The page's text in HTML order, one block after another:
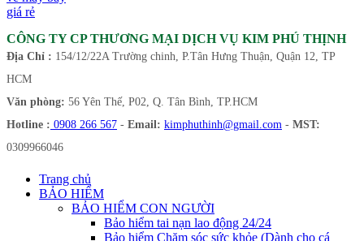
giá rẻ
CÔNG TY CP THƯƠNG MẠI DỊCH VỤ KIM PHÚ THỊNH
Địa Chỉ : 154/12/22A Trường chinh, P.Tân Hưng Thuận, Quận 12, TP
HCM
Văn phòng: 56 Yên Thế, P02, Q. Tân Bình, TP.HCM
Hotline : 0908 266 567 - Email: kimphuthinh@gmail.com - MST:
0309966046
Trang chủ
BẢO HIỂM
BẢO HIỂM CON NGƯỜI
Bảo hiểm tai nạn lao động 24/24
Bảo hiểm Chăm sóc sức khỏe (Dành cho cá